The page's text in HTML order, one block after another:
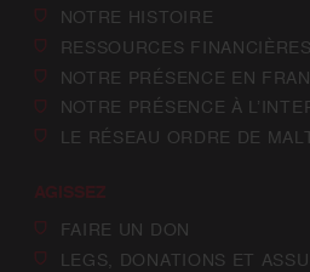
NOTRE HISTOIRE
RESSOURCES FINANCIÈRES
NOTRE PRÉSENCE EN
NOTRE PRÉSENCE À
LE RÉSEAU ORDRE DE
AGISSEZ
FAIRE UN DON
LEGS, DONATIONS ET